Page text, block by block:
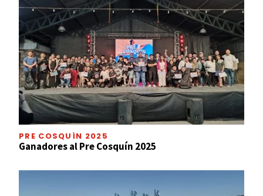
PRE COSQUÍN 2025
Ganadores al Pre Cosquín 2025